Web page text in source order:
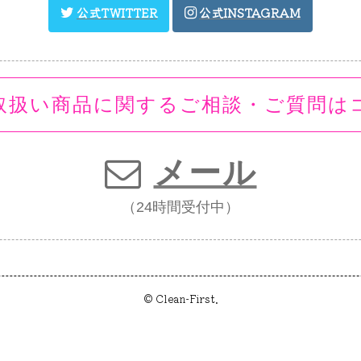
扱い商品に関するご相談・ご質問は
メール
（24時間受付中）
© Clean-First.